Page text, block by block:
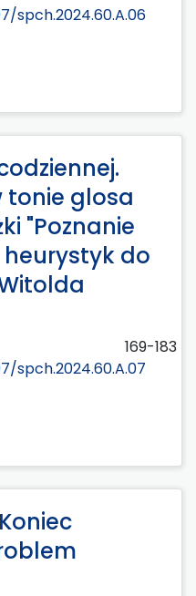
spch.2024.60.A.06
tonie glosa
"Poznanie
heurystyk do
169-183
spch.2024.60.A.07